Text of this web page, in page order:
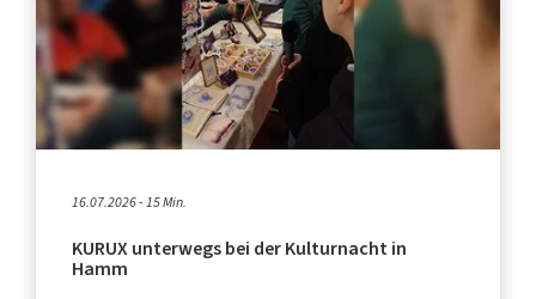
16.07.2026 - 15 Min.
KURUX unterwegs bei der Kulturnacht in
Hamm